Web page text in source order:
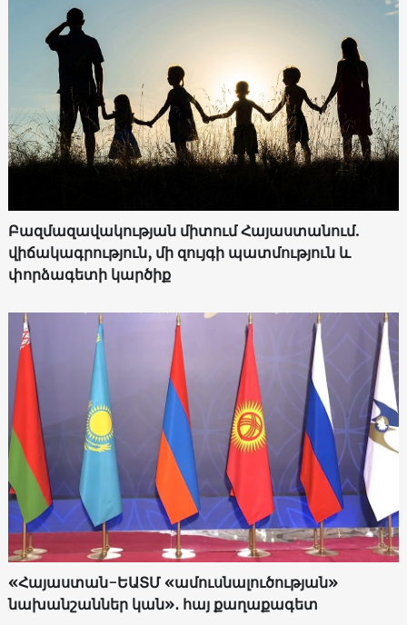
Բազմազավակության միտում Հայաստանում.
վիճակագրություն, մի զույգի պատմություն և
փորձագետի կարծիք
«Հայաստան-ԵԱՏՄ «ամուսնալուծության»
նախանշաններ կան»․ հայ քաղաքագետ